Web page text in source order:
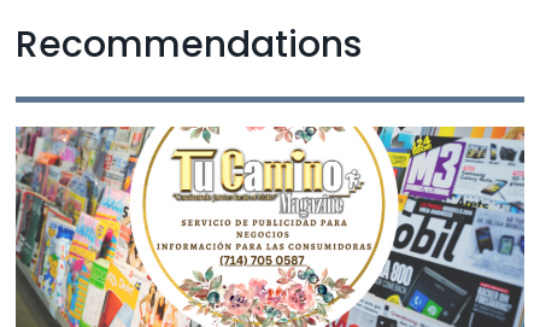
Recommendations